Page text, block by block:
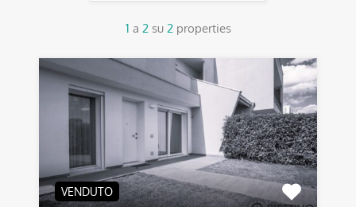
1 a 2 su 2 properties
VENDUTO